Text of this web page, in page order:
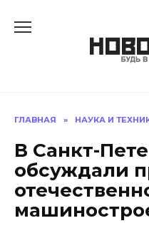
ГЛАВНАЯ » НАУКА И
В Санкт-
обсуждали